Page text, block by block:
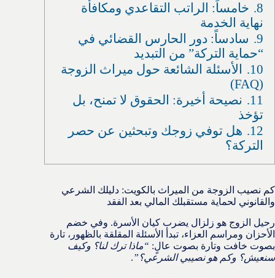
8. خامساً: الراتب التقاعدي ومكافأة
نهاية الخدمة
9.
سادساً: دور الحارس القضائي في
“حماية التركة” من التبديد
10.
الأسئلة الشائعة حول ميراث الزوجة
(FAQ)
11.
نصيحة أخيرة: الحقوق لا تمنح، بل
تؤخذ
12.
هل توفي زوجك وتبحثين عن حصر
التركة؟
كم نصيب الزوجة من الميراث بالكويت: دليلك الشرعي
والقانوني لحماية مستقبلك المالي بعد الفقد
رحيل الزوج هو زلزال يضرب كيان الأسرة. وفي خضم
الأحزان ومراسم العزاء، تبدأ الأسئلة المقلقة بالظهور، تارة
بصوت خافت وتارة بصوت عالٍ: “ماذا ترك لنا؟ وكيف
سنعيش؟ وكم هو نصيبي الشرعي؟”.